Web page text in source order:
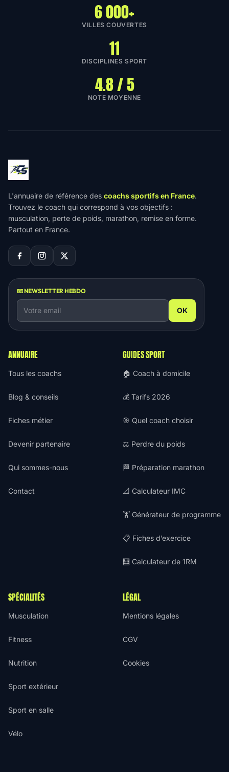
6 000+
VILLES COUVERTES
11
DISCIPLINES SPORT
4.8 / 5
NOTE MOYENNE
L'annuaire de référence des coachs sportifs en France.
Trouvez le coach qui correspond à vos objectifs :
musculation, perte de poids, marathon, remise en forme.
Partout en France.
📧 NEWSLETTER HEBDO
OK
ANNUAIRE
Tous les coachs
Blog & conseils
Fiches métier
Devenir partenaire
Qui sommes-nous
Contact
GUIDES SPORT
🏠 Coach à domicile
💰 Tarifs 2026
🎯 Quel coach choisir
⚖️ Perdre du poids
🏁 Préparation marathon
📐 Calculateur IMC
🏋️ Générateur de programme
📋 Fiches d’exercice
🧮 Calculateur de 1RM
SPÉCIALITÉS
Musculation
Fitness
Nutrition
Sport extérieur
Sport en salle
Vélo
LÉGAL
Mentions légales
CGV
Cookies